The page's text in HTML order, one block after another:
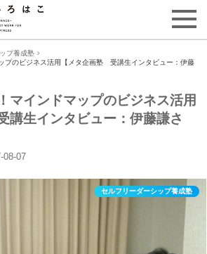
プ養成塾
プのビジネス活用【メタ企画塾 受講生インタビュー：伊藤
マインドマップのビジネス活用
講生インタビュー：伊藤謙さ
08-07
セルフリーダーシップ養成塾